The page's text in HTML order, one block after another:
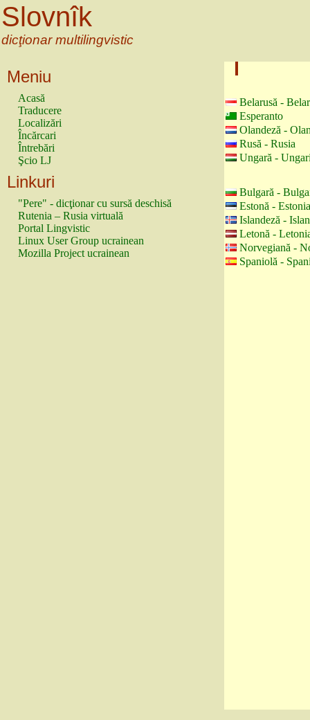
Slovnîk
dicţionar multilingvistic
Meniu
Acasă
Traducere
Localizări
Încărcari
Întrebări
Şcio LJ
Linkuri
"Pere" - dicţionar cu sursă deschisă
Rutenia – Rusia virtuală
Portal Lingvistic
Linux User Group ucrainean
Mozilla Project ucrainean
Belarusă -
Esperanto
Olandeză -
Rusă - Rusia
Ungară -
Bulgară -
Estonă - Estonia
Islandeză -
Letonă -
Norvegiană -
Spaniolă -